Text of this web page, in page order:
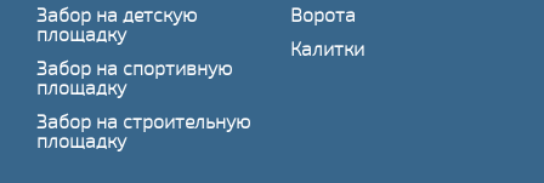
Забор на детскую
площадку
Забор на спортивную
площадку
Забор на строительную
площадку
Ворота
Калитки